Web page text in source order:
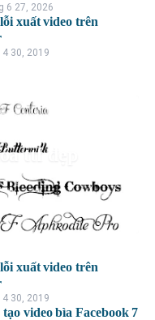
6 27, 2026
xuất video trên
30, 2019
ttf đẹp
xuất video trên
30, 2019
video bìa Facebook 7